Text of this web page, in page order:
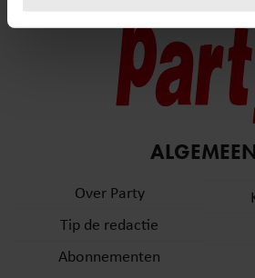
intrekken in de Cookieverklaring.
We gebruiken cookies om content
personaliseren, om functies voor
en om ons websiteverkeer te
partners voor social media,
informatie die u aan ze heeft
verzameld op basis van uw gebruik
gebruiken.
Over Party
Tip de redactie
Abonnementen